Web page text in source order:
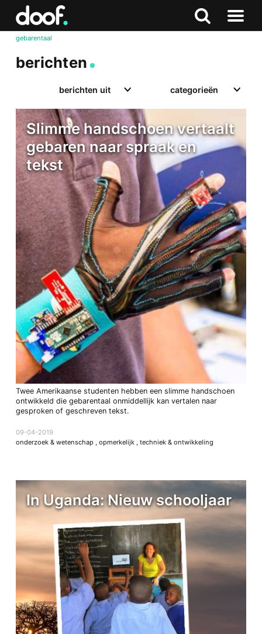
Zoeken
Naar
gebarentaal
berichten
berichten uit categorieën
Slimme handschoen vertaalt
gebaren naar spraak en
tekst
Twee Amerikaanse studenten hebben een slimme handschoen
ontwikkeld die gebarentaal onmiddellijk kan vertalen naar
gesproken of geschreven tekst.
09-04-2019
onderzoek & wetenschap , opmerkelijk , techniek & ontwikkeling
In Uganda: Nieuw schooljaar
Doof.nl
Zoeken